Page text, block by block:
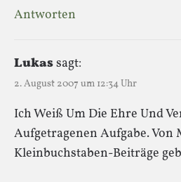
Antworten
Lukassagt:
2. August 2007 um 12:34 Uhr
Ich Weiß Um Die Ehre Und
Aufgetragenen Aufgabe. Von
Kleinbuchstaben-Beiträge